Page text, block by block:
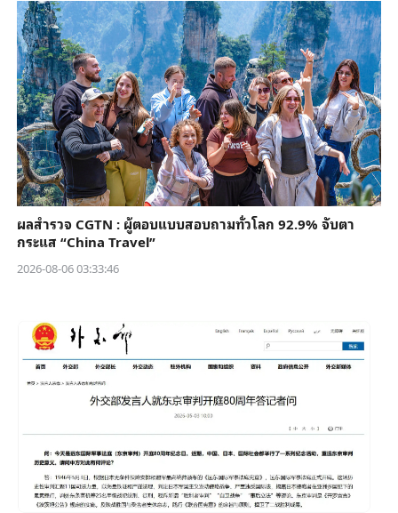
ผลสำรวจ CGTN : ผู้ตอบแบบสอบถามทั่วโลก 92.9% จับตา
กระแส “China Travel”
2026-08-06 03:33:46